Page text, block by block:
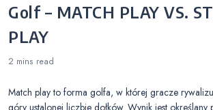
Golf – MATCH PLAY VS.
PLAY
2 mins read
Match play to forma golfa, w której gracze
góry ustalonej liczbie dołków. Wynik jest określany